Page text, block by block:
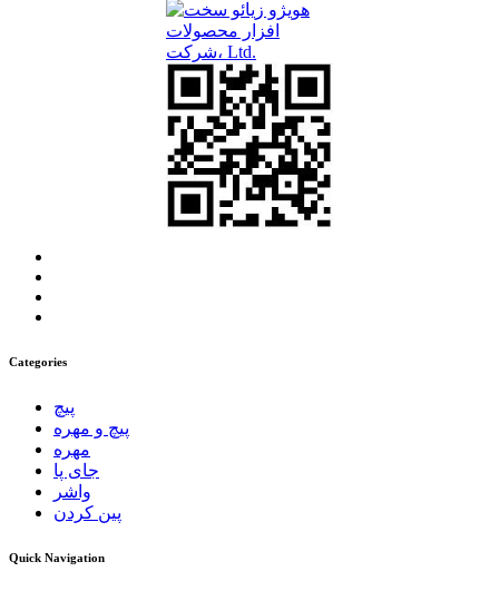
Categories
پیچ
پیچ و مهره
مهره
جای پا
واشر
پین کردن
Quick Navigation